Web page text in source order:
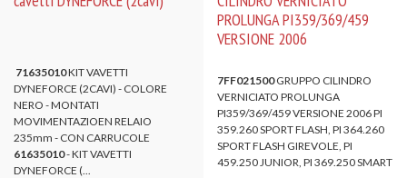
71635010KIT VAVETTI
DYNEFORCE (2CAVI) - COLORE
NERO - MONTATI
MOVIMENTAZIOEN RELAIO
235mm - CON CARRUCOLE
61635010- KIT VAVETTI
DYNEFORCE (...
PROLUNGA PI359/369/459
VERSIONE 2006
7FF021500GRUPPO CILINDRO
VERNICIATO PROLUNGA
PI359/369/459 VERSIONE 2006 PI
359.260 SPORT FLASH, PI 364.260
SPORT FLASH GIREVOLE, PI
459.250 JUNIOR, PI 369.250 SMART